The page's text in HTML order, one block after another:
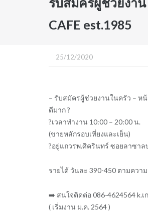
CAFE est.1985
25/12/2020
– รับสมัครผู้ช่วยงานในครัว – ห
ดีมาก ?
?เวลาทำงาน 10:00 – 20:00 น.
(ขายหลักรอบเที่ยงและเย็น)
?อยู่แถวรพ.ศิครินทร์ ซอยลาซาล
รายได้ วันละ 390-450 ตามควา
➡️ สนใจติดต่อ 086-4624564 k.เ
( เริ่มงาน ม.ค. 2564 )